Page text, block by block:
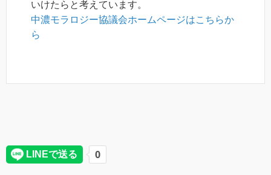
中濃モラロジー協議会ホームページはこちらか
ら